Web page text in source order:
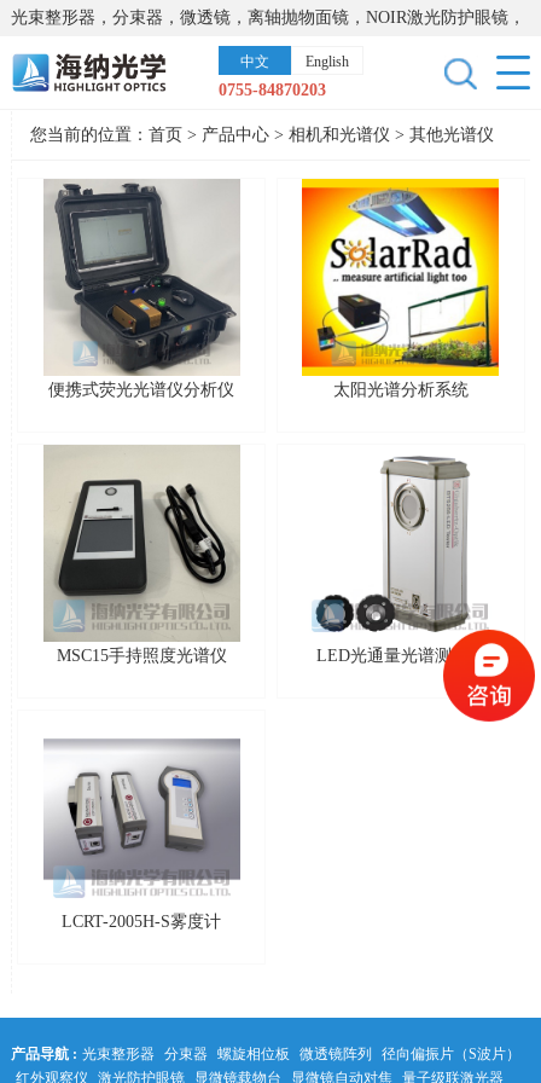
光束整形器，分束器，微透镜，离轴抛物面镜，NOIR激光防护眼镜，
太阳能模拟器，显微镜载物台，激光器，光谱仪，红外热像仪，激光
晶体
中文 English
0755-84870203
您当前的位置： 首页 > 产品中心> 相机和光谱仪 > 其他光谱仪
便携式荧光光谱仪分析仪 太阳光谱分析系统
MSC15手持照度光谱仪 LED光通量光谱测量仪
LCRT-2005H-S雾度计
产品导航 : 光束整形器 分束器 螺旋相位板 微透镜阵列
径向偏振片（S波片）
红外观察仪
激光防护眼镜 显微镜载物台 显微镜自动对焦 量子级联激光器